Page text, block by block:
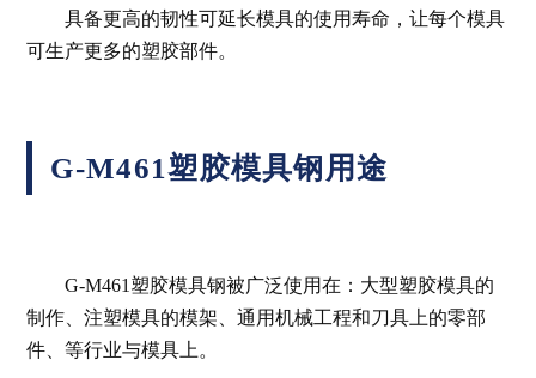
具备更高的韧性可延长模具的使用寿命，让每个模具
可生产更多的塑胶部件。
G-M461塑胶模具钢用途
G-M461塑胶模具钢被广泛使用在：大型塑胶模具的
制作、注塑模具的模架、通用机械工程和刀具上的零部
件、等行业与模具上。